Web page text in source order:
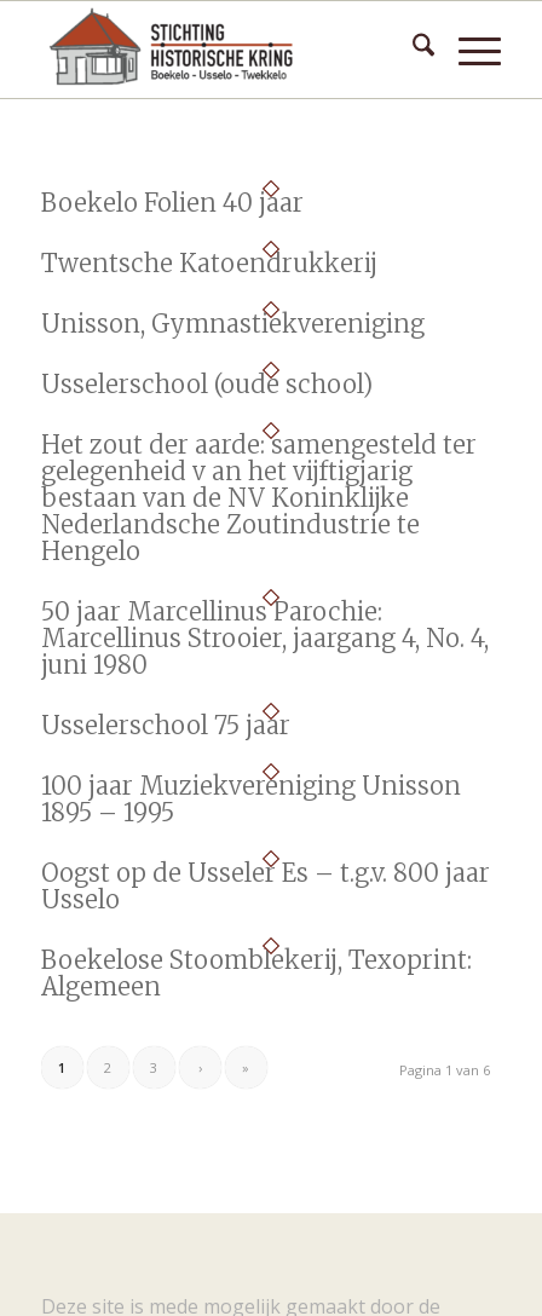
Boekelo Folien 40 jaar
Twentsche Katoendrukkerij
Unisson, Gymnastiekvereniging
Usselerschool (oude school)
Het zout der aarde: samengesteld ter
gelegenheid v an het vijftigjarig
bestaan van de NV Koninklijke
Nederlandsche Zoutindustrie te
Hengelo
50 jaar Marcellinus Parochie:
Marcellinus Strooier, jaargang 4, No. 4,
juni 1980
Usselerschool 75 jaar
100 jaar Muziekvereniging Unisson
1895 – 1995
Oogst op de Usseler Es – t.g.v. 800 jaar
Usselo
Boekelose Stoomblekerij, Texoprint:
Algemeen
Pagina 1 van 6
1 2 3 › »
Deze site is mede mogelijk gemaakt door de